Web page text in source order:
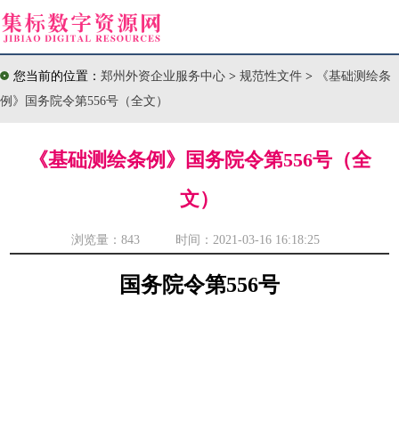
您当前的位置： 郑州外资企业服务中心 > 规范性文件 >
《基础测绘条
例》国务院令第556号（全文）
《基础测绘条例》国务院令第556号（全
文）
浏览量： 843 时间：2021-03-16 16:18:25
国务院令第556号